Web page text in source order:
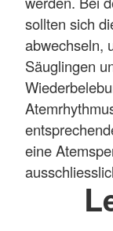
sollten sich
abwechseln,
Säuglingen
eine